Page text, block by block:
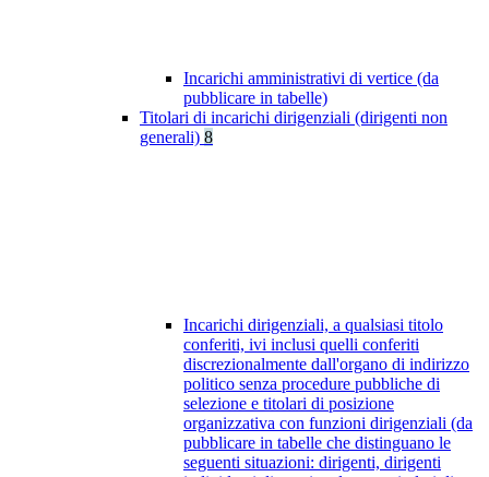
Incarichi amministrativi di vertice (da
pubblicare in tabelle)
Titolari di incarichi dirigenziali (dirigenti non
generali) 8
Incarichi dirigenziali, a qualsiasi titolo
conferiti, ivi inclusi quelli conferiti
discrezionalmente dall'organo di indirizzo
politico senza procedure pubbliche di
selezione e titolari di posizione
organizzativa con funzioni dirigenziali (da
pubblicare in tabelle che distinguano le
seguenti situazioni: dirigenti, dirigenti